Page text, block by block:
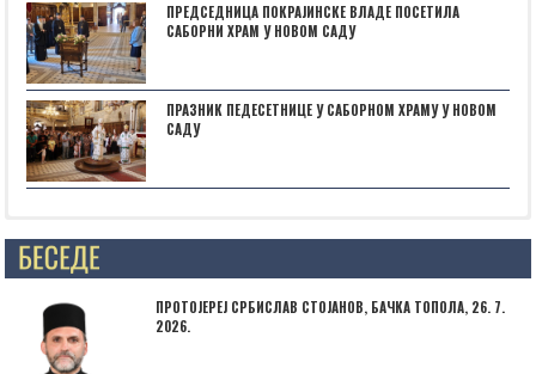
ПРЕДСЕДНИЦА ПОКРАЈИНСКЕ ВЛАДЕ ПОСЕТИЛА
САБОРНИ ХРАМ У НОВОМ САДУ
ПРАЗНИК ПЕДЕСЕТНИЦЕ У САБОРНОМ ХРАМУ У НОВОМ
САДУ
Posts not found
ПРОТОЈЕРЕЈ СРБИСЛАВ СТОЈАНОВ, БАЧКА ТОПОЛА, 26. 7.
2026.